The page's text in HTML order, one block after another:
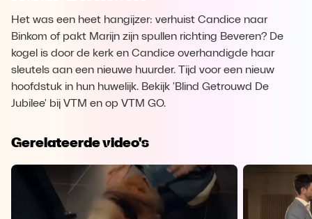
Het was een heet hangijzer: verhuist Candice naar
Binkom of pakt Marijn zijn spullen richting Beveren? De
kogel is door de kerk en Candice overhandigde haar
sleutels aan een nieuwe huurder. Tijd voor een nieuw
hoofdstuk in hun huwelijk. Bekijk 'Blind Getrouwd De
Jubilee' bij VTM en op VTM GO.
Gerelateerde video's